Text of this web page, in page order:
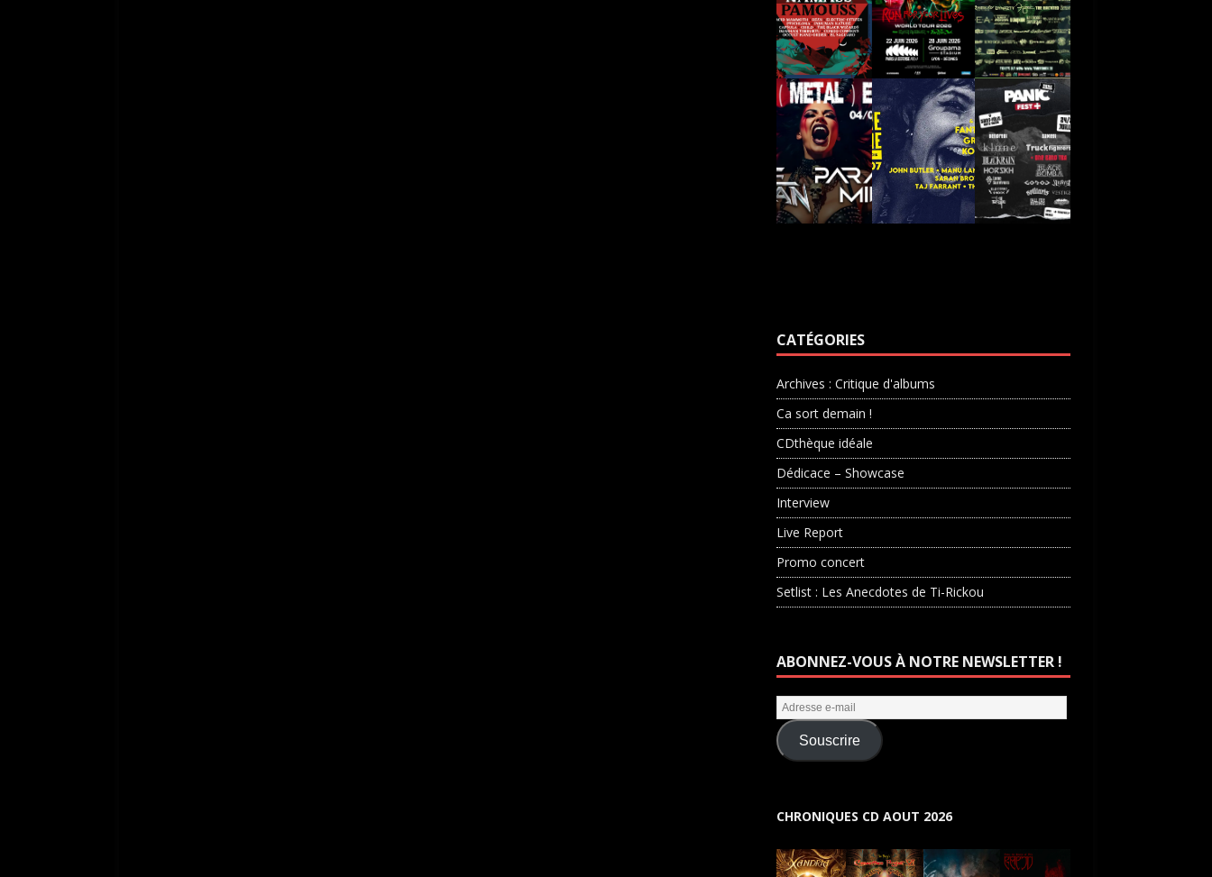
CATÉGORIES
Archives : Critique d'albums
Ca sort demain !
CDthèque idéale
Dédicace – Showcase
Interview
Live Report
Promo concert
Setlist : Les Anecdotes de Ti-Rickou
ABONNEZ-VOUS À NOTRE NEWSLETTER !
Souscrire
CHRONIQUES CD AOUT 2026